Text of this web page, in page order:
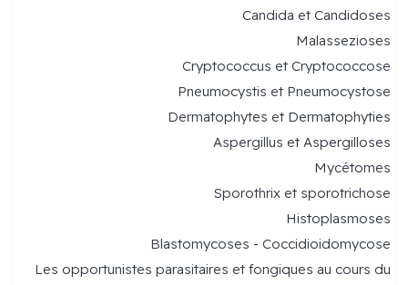
Candida et Candidoses
Malassezioses
Cryptococcus et Cryptococcose
Pneumocystis et Pneumocystose
Dermatophytes et Dermatophyties
Aspergillus et Aspergilloses
Mycétomes
Sporothrix et sporotrichose
Histoplasmoses
Blastomycoses - Coccidioidomycose
Les opportunistes parasitaires et fongiques au cours du